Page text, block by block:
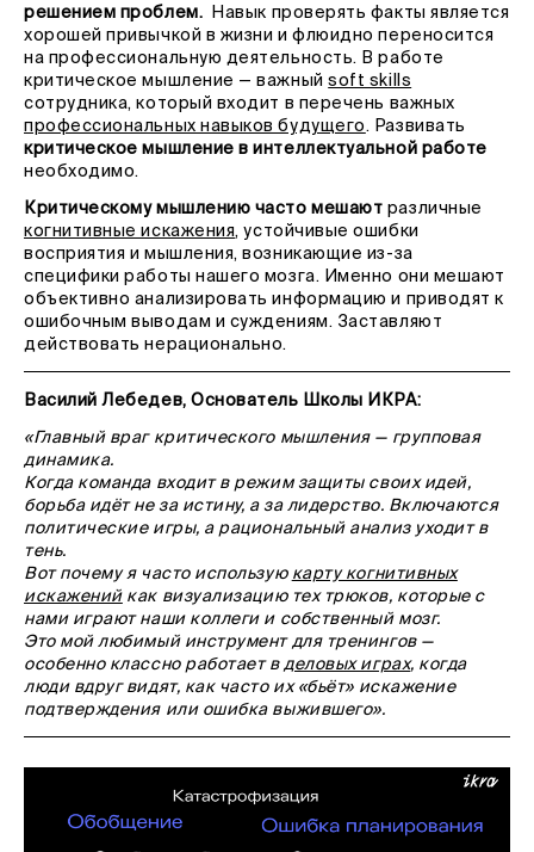
решением проблем.
Навык проверять факты является
хорошей привычкой в жизни и флюидно переносится
на профессиональную деятельность. В работе
критическое мышление — важныйsoft skills
сотрудника, который входит в перечень важных
профессиональных навыков будущего. Развивать
критическое мышление в интеллектуальной работе
необходимо.
Критическому мышлению часто мешают различные
когнитивные искажения, устойчивые ошибки
восприятия и мышления, возникающие из-за
специфики работы нашего мозга. Именно они мешают
объективно анализировать информацию и приводят к
ошибочным выводам и суждениям. Заставляют
действовать нерационально.
Василий Лебедев, Основатель Школы ИКРА:
«Главный враг критического мышления — групповая
динамика.
Когда команда входит в режим защиты своих идей,
борьба идёт не за истину, а за лидерство. Включаются
политические игры, а рациональный анализ уходит в
тень.
Вот почему я часто использую карту когнитивных
искаженийкак визуализацию тех трюков, которые с
нами играют наши коллеги и собственный мозг.
Это мой любимый инструмент для тренингов —
особенно классно работает вделовых играх, когда
люди вдруг видят, как часто их «бьёт» искажение
подтверждения или ошибка выжившего».